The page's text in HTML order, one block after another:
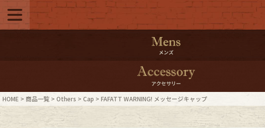
500pt＆10％Offクーポンプレゼント
10％0ffクーポンプレゼント
ログイン・会員登録 LINE ID連携
お気に入り マイページ
メンズ
アクセサリー
HOME 商品一覧 Others Cap FAFATT WARNING! メッセージキャップ